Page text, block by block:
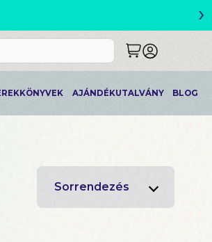
›
AJÁNDÉKUTALVÁNY BLOG
Sorrendezés